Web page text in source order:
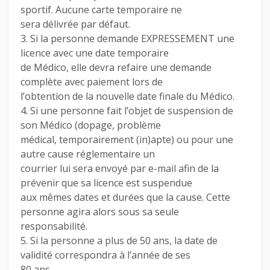
sportif. Aucune carte temporaire ne
sera délivrée par défaut.
3. Si la personne demande EXPRESSEMENT une
licence avec une date temporaire
de Médico, elle devra refaire une demande
complète avec paiement lors de
l’obtention de la nouvelle date finale du Médico.
4. Si une personne fait l’objet de suspension de
son Médico (dopage, problème
médical, temporairement (in)apte) ou pour une
autre cause réglementaire un
courrier lui sera envoyé par e-mail afin de la
prévenir que sa licence est suspendue
aux mêmes dates et durées que la cause. Cette
personne agira alors sous sa seule
responsabilité.
5. Si la personne a plus de 50 ans, la date de
validité correspondra à l’année de ses